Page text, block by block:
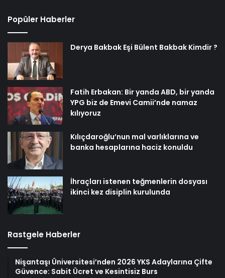
Popüler Haberler
Derya Bakbak Eşi Bülent Bakbak Kimdir ?
Fatih Erbakan: Bir yanda ABD, bir yanda
YPG biz de Emevi Camii’nde namaz
kılıyoruz
Kılıçdaroğlu’nun mal varlıklarına ve
banka hesaplarına haciz konuldu
İhraçları istenen teğmenlerin dosyası
ikinci kez disiplin kurulunda
Rastgele Haberler
Nişantaşı Üniversitesi’nden 2026 YKS Adaylarına Çifte
Güvence: Sabit Ücret ve Kesintisiz Burs